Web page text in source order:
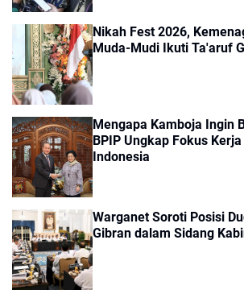
Nikah Fest 2026,
Muda-Mudi Ikuti Ta'aruf
Mengapa Kamboja Ingin
BPIP Ungkap Fokus
Indonesia
Warganet Soroti Posisi
Gibran dalam Sidang